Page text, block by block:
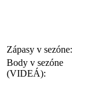
Zápasy v sezóne:
Body v sezóne
(VIDEÁ):